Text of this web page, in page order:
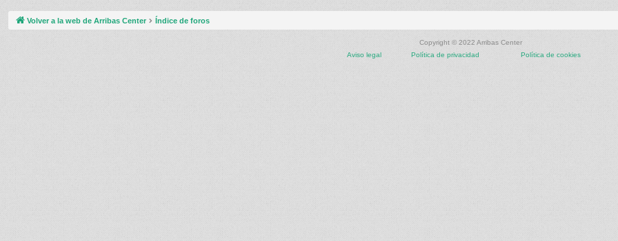
Volver a la web de Arribas Center Índice de foros
Copyright © 2022 Arribas Center
Aviso legal
Política de privacidad Política de cookies